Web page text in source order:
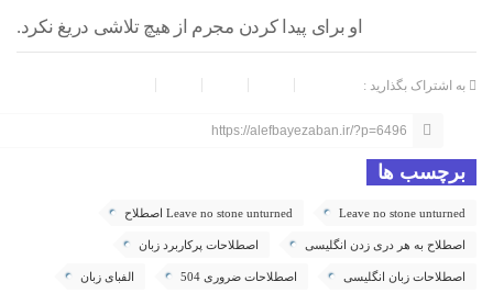
او برای پیدا کردن مجرم از هیچ تلاشی دریغ نکرد.
به اشتراک بگذارید :
https://alefbayezaban.ir/?p=6496
برچسب ها
Leave no stone unturned Leave no stone unturned اصطلاح
اصطلاح به هر دری زدن انگلیسی اصطلاحات پرکاربرد زبان
اصطلاحات زبان انگلیسی اصطلاحات ضروری 504 الفبای زبان